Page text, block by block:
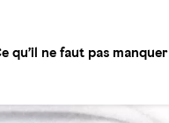
qu’il ne faut pas manquer